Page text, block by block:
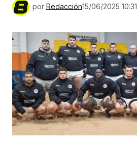
por Redacción15/06/2025 10:31